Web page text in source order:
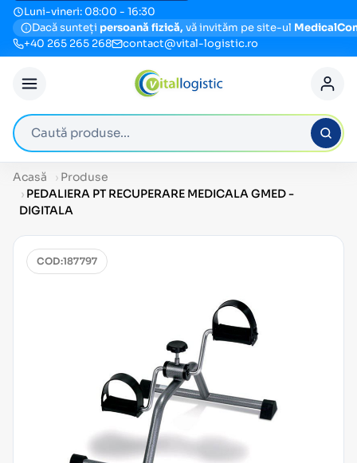
Luni-vineri: 08:00 - 16:30
Dacă sunteți persoană fizică, vă invităm pe site-ul
+40 265 265 268
contact@vital-logistic.ro
Caută produse
Acasă
Produse
PEDALIERA PT RECUPERARE MEDICALA GMED -
DIGITALA
COD:187797